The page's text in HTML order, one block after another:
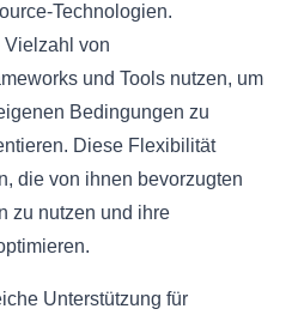
Technologien.
Vielzahl von
und Tools nutzen, um
Bedingungen zu
Diese Flexibilität
die von ihnen bevorzugten
zu nutzen und ihre
Unterstützung für